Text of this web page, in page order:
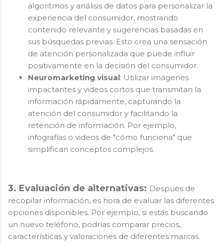
algoritmos y análisis de datos para personalizar la
experiencia del consumidor, mostrando
contenido relevante y sugerencias basadas en
sus búsquedas previas. Esto crea una sensación
de atención personalizada que puede influir
positivamente en la decisión del consumidor.
Neuromarketing visual: Utilizar imágenes
impactantes y videos cortos que transmitan la
información rápidamente, capturando la
atención del consumidor y facilitando la
retención de información. Por ejemplo,
infografías o videos de "cómo funciona" que
simplifican conceptos complejos.
3. Evaluación de alternativas: Después de
recopilar información, es hora de evaluar las diferentes
opciones disponibles. Por ejemplo, si estás buscando
un nuevo teléfono, podrías comparar precios,
características y valoraciones de diferentes marcas.